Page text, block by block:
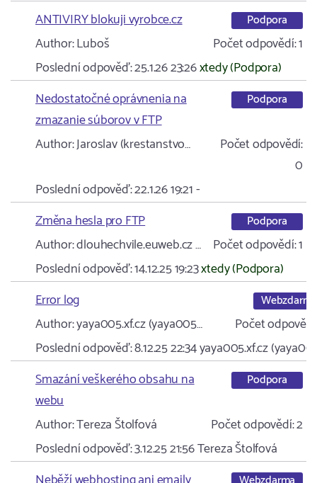
ANTIVIRY blokuji vyrobce.cz
Podpora
Author:Luboš Počet odpovědí:1
Poslední odpověď:25.1.26 23:26xtedy (Podpora)
Nedostatočné oprávnenia na
zmazanie súborov v FTP
Podpora
Author:Jaroslav (krestanstvo…
Počet odpovědí:
0
Poslední odpověď:22.1.26 19:21-
Změna hesla pro FTP
Podpora
Author:dlouhechvile.euweb.cz … Počet odpovědí:1
Poslední odpověď:14.12.25 19:23xtedy (Podpora)
Error log
Webzdarma
Author:yaya005.xf.cz (yaya005…
Počet
Poslední odpověď:8.12.25 22:34yaya005.xf.cz
Smazání veškerého obsahu na
webu
Podpora
Author:Tereza Štolfová Počet odpovědí:2
Poslední odpověď:3.12.25 21:56Tereza Štolfová